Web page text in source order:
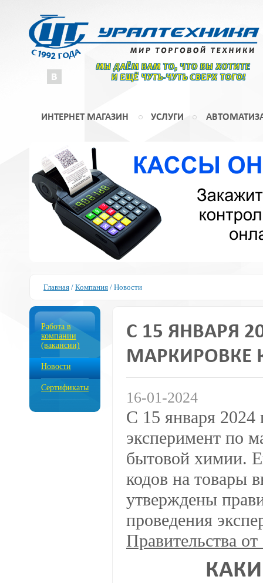
МЫ ДАЁМ ВАМ ТО, ЧТО ВЫ ХОТИТЕ
И ЕЩЁ ЧУТЬ-ЧУТЬ СВЕРХ ТОГО!
ИНТЕРНЕТ МАГАЗИН УСЛУГИ
Главная / Компания / Новости
Работа в
компании
(вакансии)
Новости
Сертификаты
С 15 ЯНВАРЯ
МАРКИРОВКЕ
16-01-2024
С 15 января 2024
эксперимент по
бытовой химии.
кодов на товары
утверждены
проведения
Правительства